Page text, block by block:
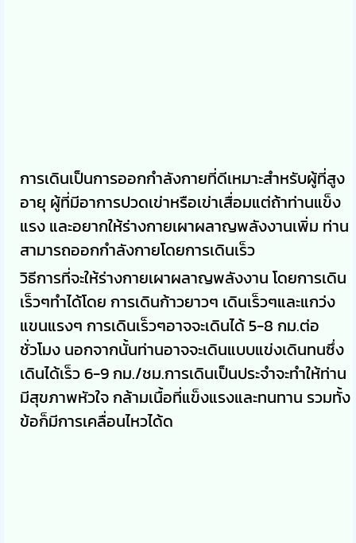
การเดินเป็นการออกกำลังกายที่ดีเหมาะสำหรับผู้ที่สูง
อายุ ผู้ที่มีอาการปวดเข่าหรือเข่าเสื่อมแต่ถ้าท่านแข็ง
แรง และอยากให้ร่างกายเผาผลาญพลังงานเพิ่ม ท่าน
สามารถออกกำลังกายโดยการเดินเร็ว
วิธีการที่จะให้ร่างกายเผาผลาญพลังงาน โดยการเดิน
เร็วๆทำได้โดย การเดินก้าวยาวๆ เดินเร็วๆและแกว่ง
แขนแรงๆ การเดินเร็วๆอาจจะเดินได้ 5-8 กม.ต่อ
ชั่วโมง นอกจากนั้นท่านอาจจะเดินแบบแข่งเดินทนซึ่ง
เดินได้เร็ว 6-9 กม./ชม.การเดินเป็นประจำจะทำให้ท่าน
มีสุขภาพหัวใจ กล้ามเนื้อที่แข็งแรงและทนทาน รวมทั้ง
ข้อก็มีการเคลื่อนไหวได้ด